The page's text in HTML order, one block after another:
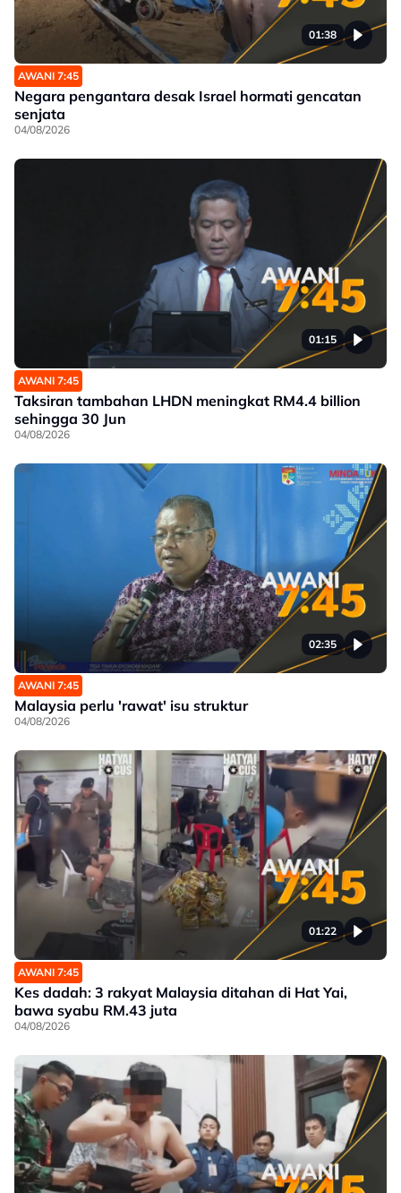
01:38
AWANI 7:45
Negara pengantara desak Israel hormati gencatan
senjata
04/08/2026
01:15
AWANI 7:45
Taksiran tambahan LHDN meningkat RM4.4 billion
sehingga 30 Jun
04/08/2026
02:35
AWANI 7:45
Malaysia perlu 'rawat' isu struktur
04/08/2026
01:22
AWANI 7:45
Kes dadah: 3 rakyat Malaysia ditahan di Hat Yai,
bawa syabu RM.43 juta
04/08/2026